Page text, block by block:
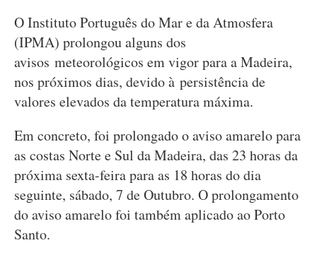
O Instituto Português do Mar e da Atmosfera
(IPMA) prolongou alguns dos
avisos meteorológicos em vigor para a Madeira,
nos próximos dias, devido à persistência de
valores elevados da temperatura máxima.
Em concreto, foi prolongado o aviso amarelo para
as costas Norte e Sul da Madeira, das 23 horas da
próxima sexta-feira para as 18 horas do dia
seguinte, sábado, 7 de Outubro. O prolongamento
do aviso amarelo foi também aplicado ao Porto
Santo.